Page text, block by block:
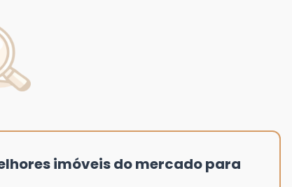
imóveis do mercado para